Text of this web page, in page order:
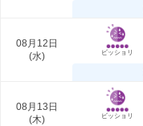
08月12日
(水) ビッショリ
08月13日
(木) ビッショリ